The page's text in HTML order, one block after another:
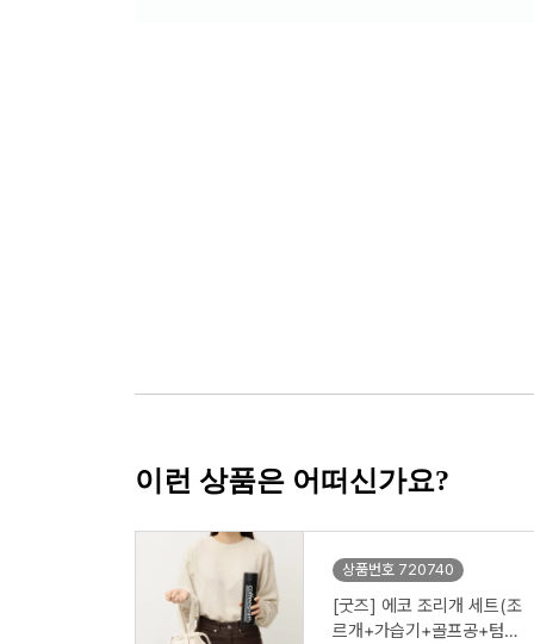
이런 상품은 어떠신가요?
상품번호 720740
[굿즈] 에코 조리개 세트(조
르개+가습기+골프공+텀블